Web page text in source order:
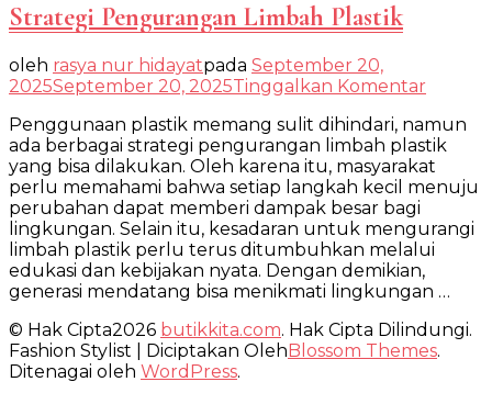
Strategi Pengurangan Limbah Plastik
oleh rasya nur hidayatpada September 20,
2025September 20, 2025Tinggalkan Komentar
Limbah
Plastik
Penggunaan plastik memang sulit dihindari, namun
ada berbagai strategi pengurangan limbah plastik
yang bisa dilakukan. Oleh karena itu, masyarakat
perlu memahami bahwa setiap langkah kecil menuju
perubahan dapat memberi dampak besar bagi
lingkungan. Selain itu, kesadaran untuk mengurangi
limbah plastik perlu terus ditumbuhkan melalui
edukasi dan kebijakan nyata. Dengan demikian,
generasi mendatang bisa menikmati lingkungan …
© Hak Cipta2026 butikkita.com. Hak Cipta Dilindungi.
Fashion Stylist | Diciptakan OlehBlossom Themes.
Ditenagai oleh WordPress.